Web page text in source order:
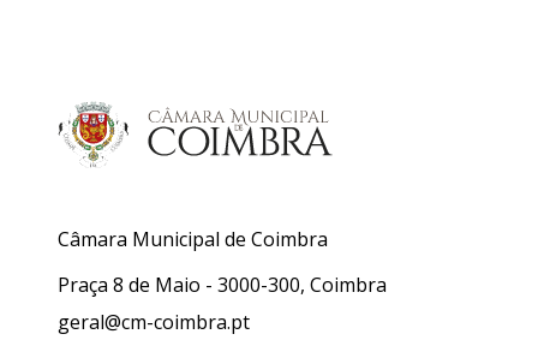
Câmara Municipal de Coimbra
Praça 8 de Maio - 3000-300, Coimbra
geral@cm-coimbra.pt